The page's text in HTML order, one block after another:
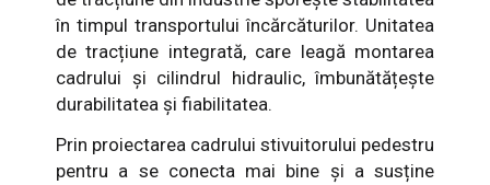
în timpul transportului încărcăturilor. Unitatea
de tracțiune integrată, care leagă montarea
cadrului și cilindrul hidraulic, îmbunătățește
durabilitatea și fiabilitatea.
Prin proiectarea cadrului stivuitorului pedestru
pentru a se conecta mai bine și a susține